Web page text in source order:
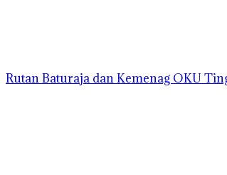
Rutan Baturaja dan Kemenag OKU